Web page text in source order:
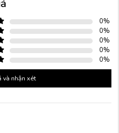
0%
0%
0%
0%
0%
và nhận xét